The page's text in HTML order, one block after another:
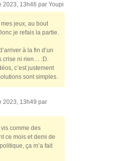
2023, 13h46 par Youpi
jeux, au bout
je refais la partie.
à la fin d’un
crise ni rien… :D.
c’est justement
sont simples.
2023, 13h49 par
comme des
ce mois et demi de
ça m’a fait